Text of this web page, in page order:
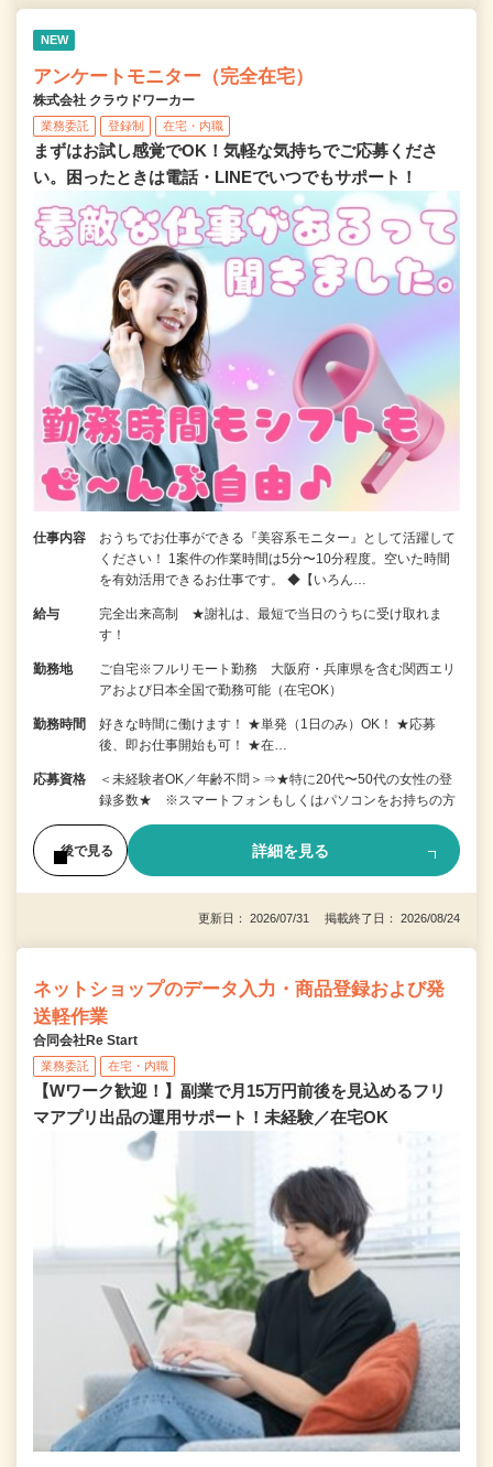
NEW
アンケートモニター（完全在宅）
株式会社 クラウドワーカー
業務委託 登録制 在宅・内職
まずはお試し感覚でOK！気軽な気持ちでご応募くださ
い。困ったときは電話・LINEでいつでもサポート！
仕事内容
おうちでお仕事ができる『美容系モニター』として活躍して
ください！ 1案件の作業時間は5分〜10分程度。空いた時間
を有効活用できるお仕事です。 ◆【いろん…
給与
完全出来高制 ★謝礼は、最短で当日のうちに受け取れま
す！
勤務地
ご自宅※フルリモート勤務 大阪府・兵庫県を含む関西エリ
アおよび日本全国で勤務可能（在宅OK）
勤務時間
好きな時間に働けます！ ★単発（1日のみ）OK！ ★応募
後、即お仕事開始も可！ ★在…
応募資格
＜未経験者OK／年齢不問＞⇒★特に20代〜50代の女性の登
録多数★ ※スマートフォンもしくはパソコンをお持ちの方
後で見る 詳細を見る
更新日： 2026/07/31 掲載終了日： 2026/08/24
ネットショップのデータ入力・商品登録および発
送軽作業
合同会社Re Start
業務委託 在宅・内職
【Wワーク歓迎！】副業で月15万円前後を見込めるフリ
マアプリ出品の運用サポート！未経験／在宅OK